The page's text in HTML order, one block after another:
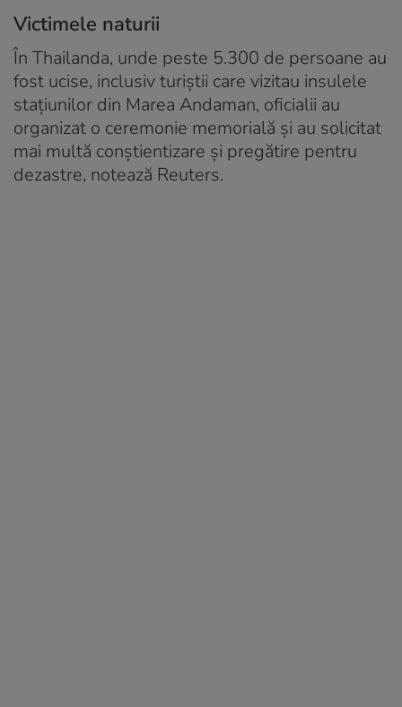
Victimele naturii
În Thailanda, unde peste 5.300 de persoane au
fost ucise, inclusiv turiștii care vizitau insulele
stațiunilor din Marea Andaman, oficialii au
organizat o ceremonie memorială și au solicitat
mai multă conștientizare și pregătire pentru
dezastre, notează Reuters.